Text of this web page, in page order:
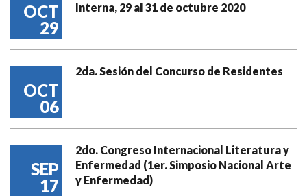
OCT
29
Interna, 29 al 31 de octubre 2020
OCT
06
2da. Sesión del Concurso de Residentes
SEP
17
2do. Congreso Internacional Literatura y
Enfermedad (1er. Simposio Nacional Arte
y Enfermedad)